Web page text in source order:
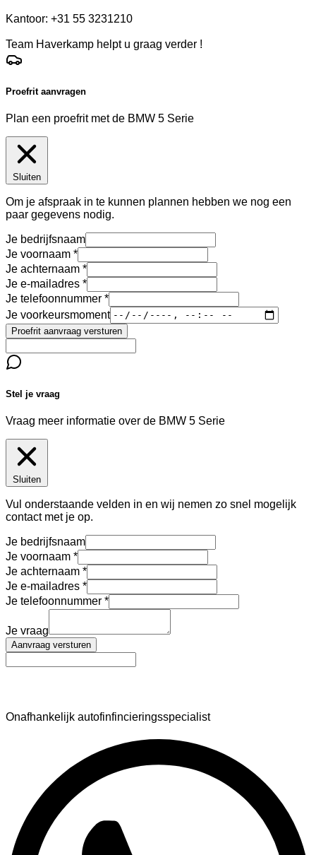
Kantoor: +31 55 3231210
Team Haverkamp helpt u graag verder !
Proefrit aanvragen
Plan een proefrit met de BMW 5 Serie
Sluiten
Om je afspraak in te kunnen plannen hebben we nog een
paar gegevens nodig.
Je bedrijfsnaam
Je voornaam
Je achternaam
Je e-mailadres
Je telefoonnummer
Je voorkeursmoment
Proefrit aanvraag versturen
Stel je vraag
Vraag meer informatie over de BMW 5 Serie
Sluiten
Vul onderstaande velden in en wij nemen zo snel mogelijk
contact met je op.
Je bedrijfsnaam
Je voornaam
Je achternaam
Je e-mailadres
Je telefoonnummer
Je vraag
Aanvraag versturen
Onafhankelijk autofinfincieringsspecialist